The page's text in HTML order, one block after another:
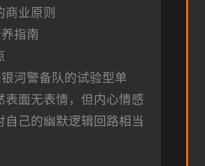
商业原则
指南
河警备队的试验型单
表面无表情，但内心情感
自己的幽默逻辑回路相当